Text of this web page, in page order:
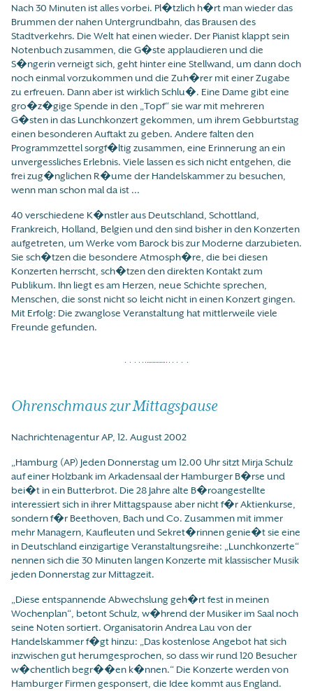
Nach 30 Minuten ist alles vorbei. Pl�tzlich h�rt man wieder das
Brummen der nahen Untergrundbahn, das Brausen des
Stadtverkehrs. Die Welt hat einen wieder. Der Pianist klappt sein
Notenbuch zusammen, die G�ste applaudieren und die
S�ngerin verneigt sich, geht hinter eine Stellwand, um dann doch
noch einmal vorzukommen und die Zuh�rer mit einer Zugabe
zu erfreuen. Dann aber ist wirklich Schlu�. Eine Dame gibt eine
gro�z�gige Spende in den „Topf“ sie war mit mehreren
G�sten in das Lunchkonzert gekommen, um ihrem Gebburtstag
einen besonderen Auftakt zu geben. Andere falten den
Programmzettel sorgf�ltig zusammen, eine Erinnerung an ein
unvergessliches Erlebnis. Viele lassen es sich nicht entgehen, die
frei zug�nglichen R�ume der Handelskammer zu besuchen,
wenn man schon mal da ist ...
40 verschiedene K�nstler aus Deutschland, Schottland,
Frankreich, Holland, Belgien und den sind bisher in den Konzerten
aufgetreten, um Werke vom Barock bis zur Moderne darzubieten.
Sie sch�tzen die besondere Atmosph�re, die bei diesen
Konzerten herrscht, sch�tzen den direkten Kontakt zum
Publikum. Ihn liegt es am Herzen, neue Schichte sprechen,
Menschen, die sonst nicht so leicht nicht in einen Konzert gingen.
Mit Erfolg: Die zwanglose Veranstaltung hat mittlerweile viele
Freunde gefunden.
Ohrenschmaus zur Mittagspause
Nachrichtenagentur AP, 12. August 2002
„Hamburg (AP) Jeden Donnerstag um 12.00 Uhr sitzt Mirja Schulz
auf einer Holzbank im Arkadensaal der Hamburger B�rse und
bei�t in ein Butterbrot. Die 28 Jahre alte B�roangestellte
interessiert sich in ihrer Mittagspause aber nicht f�r Aktienkurse,
sondern f�r Beethoven, Bach und Co. Zusammen mit immer
mehr Managern, Kaufleuten und Sekret�rinnen genie�t sie eine
in Deutschland einzigartige Veranstaltungsreihe: „Lunchkonzerte“
nennen sich die 30 Minuten langen Konzerte mit klassischer Musik
jeden Donnerstag zur Mittagzeit.
„Diese entspannende Abwechslung geh�rt fest in meinen
Wochenplan“, betont Schulz, w�hrend der Musiker im Saal noch
seine Noten sortiert. Organisatorin Andrea Lau von der
Handelskammer f�gt hinzu: „Das kostenlose Angebot hat sich
inzwischen gut herumgesprochen, so dass wir rund 120 Besucher
w�chentlich begr��en k�nnen.“ Die Konzerte werden von
Hamburger Firmen gesponsert, die Idee kommt aus England.